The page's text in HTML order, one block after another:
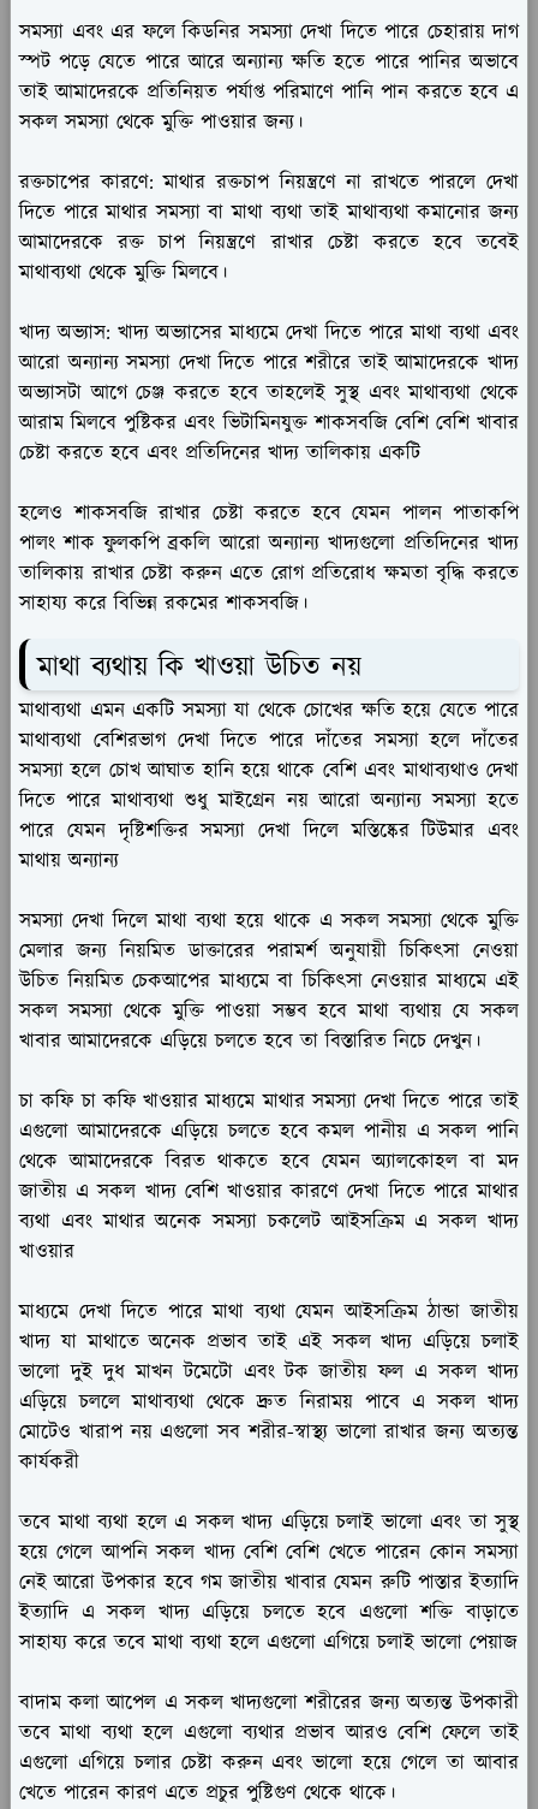
সমস্যা এবং এর ফলে কিডনির সমস্যা দেখা দিতে পারে চেহারায় দাগ
স্পট পড়ে যেতে পারে আরে অন্যান্য ক্ষতি হতে পারে পানির অভাবে
তাই আমাদেরকে প্রতিনিয়ত পর্যাপ্ত পরিমাণে পানি পান করতে হবে এ
সকল সমস্যা থেকে মুক্তি পাওয়ার জন্য।
রক্তচাপের কারণে: মাথার রক্তচাপ নিয়ন্ত্রণে না রাখতে পারলে দেখা
দিতে পারে মাথার সমস্যা বা মাথা ব্যথা তাই মাথাব্যথা কমানোর জন্য
আমাদেরকে রক্ত চাপ নিয়ন্ত্রণে রাখার চেষ্টা করতে হবে তবেই
মাথাব্যথা থেকে মুক্তি মিলবে।
খাদ্য অভ্যাস: খাদ্য অভ্যাসের মাধ্যমে দেখা দিতে পারে মাথা ব্যথা এবং
আরো অন্যান্য সমস্যা দেখা দিতে পারে শরীরে তাই আমাদেরকে খাদ্য
অভ্যাসটা আগে চেঞ্জ করতে হবে তাহলেই সুস্থ এবং মাথাব্যথা থেকে
আরাম মিলবে পুষ্টিকর এবং ভিটামিনযুক্ত শাকসবজি বেশি বেশি খাবার
চেষ্টা করতে হবে এবং প্রতিদিনের খাদ্য তালিকায় একটি
হলেও শাকসবজি রাখার চেষ্টা করতে হবে যেমন পালন পাতাকপি
পালং শাক ফুলকপি ব্রকলি আরো অন্যান্য খাদ্যগুলো প্রতিদিনের খাদ্য
তালিকায় রাখার চেষ্টা করুন এতে রোগ প্রতিরোধ ক্ষমতা বৃদ্ধি করতে
সাহায্য করে বিভিন্ন রকমের শাকসবজি।
মাথা ব্যথায় কি খাওয়া উচিত নয়
মাথাব্যথা এমন একটি সমস্যা যা থেকে চোখের ক্ষতি হয়ে যেতে পারে
মাথাব্যথা বেশিরভাগ দেখা দিতে পারে দাঁতের সমস্যা হলে দাঁতের
সমস্যা হলে চোখ আঘাত হানি হয়ে থাকে বেশি এবং মাথাব্যথাও দেখা
দিতে পারে মাথাব্যথা শুধু মাইগ্রেন নয় আরো অন্যান্য সমস্যা হতে
পারে যেমন দৃষ্টিশক্তির সমস্যা দেখা দিলে মস্তিষ্কের টিউমার এবং
মাথায় অন্যান্য
সমস্যা দেখা দিলে মাথা ব্যথা হয়ে থাকে এ সকল সমস্যা থেকে মুক্তি
মেলার জন্য নিয়মিত ডাক্তারের পরামর্শ অনুযায়ী চিকিৎসা নেওয়া
উচিত নিয়মিত চেকআপের মাধ্যমে বা চিকিৎসা নেওয়ার মাধ্যমে এই
সকল সমস্যা থেকে মুক্তি পাওয়া সম্ভব হবে মাথা ব্যথায় যে সকল
খাবার আমাদেরকে এড়িয়ে চলতে হবে তা বিস্তারিত নিচে দেখুন।
চা কফি চা কফি খাওয়ার মাধ্যমে মাথার সমস্যা দেখা দিতে পারে তাই
এগুলো আমাদেরকে এড়িয়ে চলতে হবে কমল পানীয় এ সকল পানি
থেকে আমাদেরকে বিরত থাকতে হবে যেমন অ্যালকোহল বা মদ
জাতীয় এ সকল খাদ্য বেশি খাওয়ার কারণে দেখা দিতে পারে মাথার
ব্যথা এবং মাথার অনেক সমস্যা চকলেট আইসক্রিম এ সকল খাদ্য
খাওয়ার
মাধ্যমে দেখা দিতে পারে মাথা ব্যথা যেমন আইসক্রিম ঠান্ডা জাতীয়
খাদ্য যা মাথাতে অনেক প্রভাব তাই এই সকল খাদ্য এড়িয়ে চলাই
ভালো দুই দুধ মাখন টমেটো এবং টক জাতীয় ফল এ সকল খাদ্য
এড়িয়ে চললে মাথাব্যথা থেকে দ্রুত নিরাময় পাবে এ সকল খাদ্য
মোটেও খারাপ নয় এগুলো সব শরীর-স্বাস্থ্য ভালো রাখার জন্য অত্যন্ত
কার্যকরী
তবে মাথা ব্যথা হলে এ সকল খাদ্য এড়িয়ে চলাই ভালো এবং তা সুস্থ
হয়ে গেলে আপনি সকল খাদ্য বেশি বেশি খেতে পারেন কোন সমস্যা
নেই আরো উপকার হবে গম জাতীয় খাবার যেমন রুটি পাস্তার ইত্যাদি
ইত্যাদি এ সকল খাদ্য এড়িয়ে চলতে হবে এগুলো শক্তি বাড়াতে
সাহায্য করে তবে মাথা ব্যথা হলে এগুলো এগিয়ে চলাই ভালো পেয়াজ
বাদাম কলা আপেল এ সকল খাদ্যগুলো শরীরের জন্য অত্যন্ত উপকারী
তবে মাথা ব্যথা হলে এগুলো ব্যথার প্রভাব আরও বেশি ফেলে তাই
এগুলো এগিয়ে চলার চেষ্টা করুন এবং ভালো হয়ে গেলে তা আবার
খেতে পারেন কারণ এতে প্রচুর পুষ্টিগুণ থেকে থাকে।